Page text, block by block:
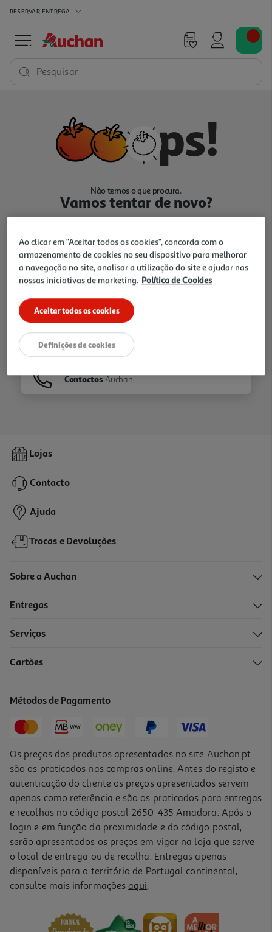
RESERVAR ENTREGA
Pesquisar
Não temos o que procura.
Vamos tentar de novo?
Ir para Homepage
Folhetos
Contactos Auchan
Lojas
Contacto
Ajuda
Trocas e Devoluções
Sobre a Auchan
Entregas
Serviços
Cartões
Métodos de Pagamento
Os preços dos produtos apresentados no site Auchan.pt
são os praticados nas compras online. Antes do registo e
autenticação do cliente os preços apresentados servem
apenas como referência e são os praticados para entregas
e recolhas no código postal 2650-435 Amadora. Após o
login e em função da proximidade e do código postal,
serão apresentados os preços em vigor na loja que serve
o local de entrega ou de recolha. Entregas apenas
disponíveis para o território de Portugal continental,
consulte mais informações aqui.
Ao clicar em "Aceitar todos os cookies", concorda com o
armazenamento de cookies no seu dispositivo para melhorar
a navegação no site, analisar a utilização do site e ajudar nas
nossas iniciativas de marketing. Política de Cookies
Aceitar todos os cookies
Definições de cookies